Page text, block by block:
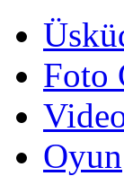
Foto
Oyun